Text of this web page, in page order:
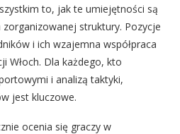
to, jak te umiejętności są
struktury. Pozycje
i ich wzajemna współpraca
Włoch. Dla każdego, kto
i analizą taktyki,
jest kluczowe.
ocenia się graczy w